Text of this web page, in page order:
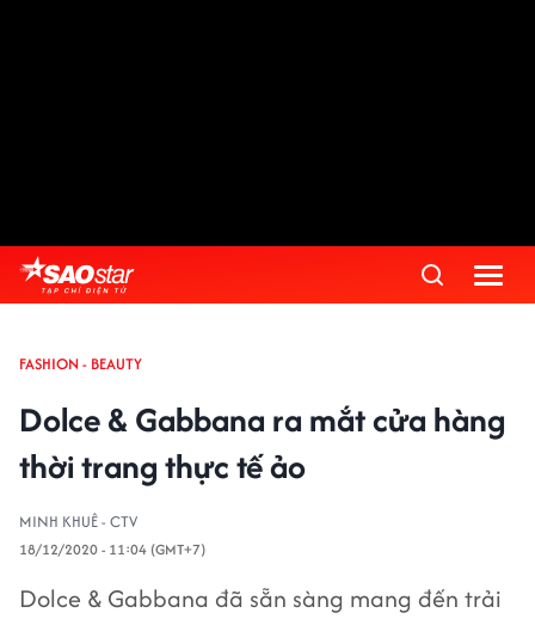
FASHION - BEAUTY
Dolce & Gabbana ra mắt cửa hàng
thời trang thực tế ảo
MINH KHUÊ - CTV
18/12/2020 - 11:04 (GMT+7)
Dolce & Gabbana đã sẵn sàng mang đến trải